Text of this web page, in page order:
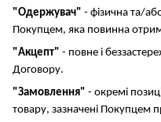
"Одержувач" - фізична та/
Покупцем, яка повинна
"Акцепт" - повне і
Договору.
"Замовлення" - окремі
товару, зазначені Покупцем